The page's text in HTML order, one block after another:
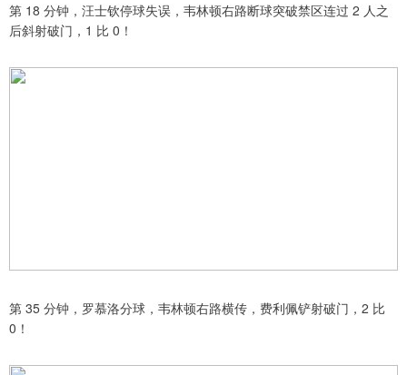
第 18 分钟，汪士钦停球失误，韦林顿右路断球突破禁区连过 2 人之
后斜射破门，1 比 0！
第 35 分钟，罗慕洛分球，韦林顿右路横传，费利佩铲射破门，2 比
0！